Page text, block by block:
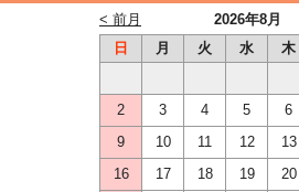
2026年8月
< 前月
日
月 火 水 木
2
3 4 5 6
9
10 11 12 13
16
17 18 19 20